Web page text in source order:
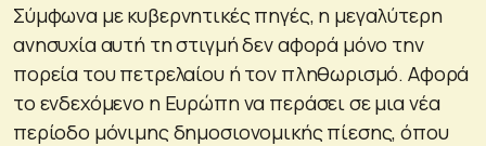
Σύμφωνα με κυβερνητικές πηγές, η μεγαλύτερη
ανησυχία αυτή τη στιγμή δεν αφορά μόνο την
πορεία του πετρελαίου ή τον πληθωρισμό. Αφορά
το ενδεχόμενο η Ευρώπη να περάσει σε μια νέα
περίοδο μόνιμης δημοσιονομικής πίεσης, όπου